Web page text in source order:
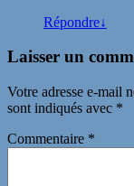
Répondre↓
Laisser un
Votre adresse e-mail
sont indiqués avec *
Commentaire *